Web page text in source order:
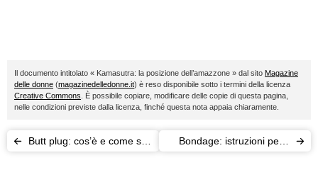
Il documento intitolato « Kamasutra: la posizione dell’amazzone » dal sito Magazine
delle donne (magazinedelledonne.it) è reso disponibile sotto i termini della licenza
Creative Commons . È possibile copiare, modificare delle copie di questa pagina,
nelle condizioni previste dalla licenza, finché questa nota appaia chiaramente.
Butt plug: cos’è e come si
Bondage: istruzioni per il